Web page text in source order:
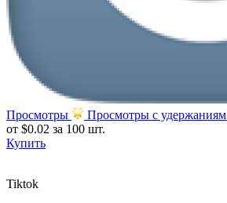
Просмотры Просмотры с удержаниям
от $0.02 за 100 шт.
Купить
Tiktok